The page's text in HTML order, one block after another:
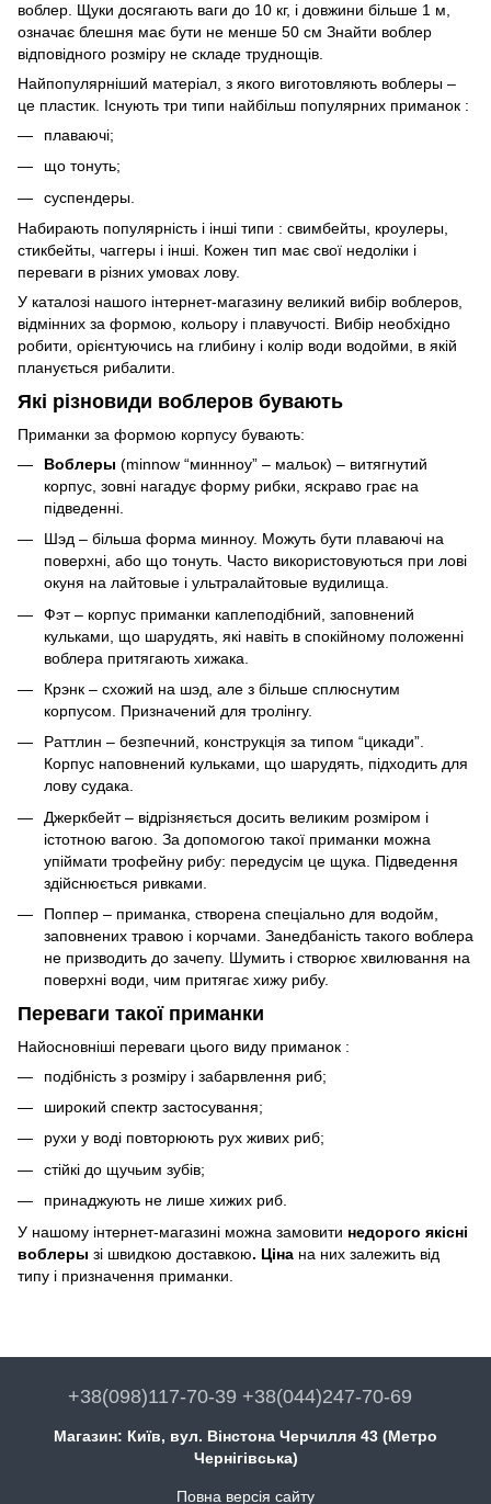
воблер. Щуки досягають ваги до 10 кг, і довжини більше 1 м,
означає блешня має бути не менше 50 см Знайти воблер
відповідного розміру не складе труднощів.
Найпопулярніший матеріал, з якого виготовляють воблеры –
це пластик. Існують три типи найбільш популярних приманок :
плаваючі;
що тонуть;
суспендеры.
Набирають популярність і інші типи : свимбейты, кроулеры,
стикбейты, чаггеры і інші. Кожен тип має свої недоліки і
переваги в різних умовах лову.
У каталозі нашого інтернет-магазину великий вибір воблеров,
відмінних за формою, кольору і плавучості. Вибір необхідно
робити, орієнтуючись на глибину і колір води водойми, в якій
планується рибалити.
Які різновиди воблеров бувають
Приманки за формою корпусу бувають:
Воблеры (minnow “миннноу” – мальок) – витягнутий
корпус, зовні нагадує форму рибки, яскраво грає на
підведенні.
Шэд – більша форма минноу. Можуть бути плаваючі на
поверхні, або що тонуть. Часто використовуються при лові
окуня на лайтовые і ультралайтовые вудилища.
Фэт – корпус приманки каплеподібний, заповнений
кульками, що шарудять, які навіть в спокійному положенні
воблера притягають хижака.
Крэнк – схожий на шэд, але з більше сплюснутим
корпусом. Призначений для тролінгу.
Раттлин – безпечний, конструкція за типом “цикади”.
Корпус наповнений кульками, що шарудять, підходить для
лову судака.
Джеркбейт – відрізняється досить великим розміром і
істотною вагою. За допомогою такої приманки можна
упіймати трофейну рибу: передусім це щука. Підведення
здійснюється ривками.
Поппер – приманка, створена спеціально для водойм,
заповнених травою і корчами. Занедбаність такого воблера
не призводить до зачепу. Шумить і створює хвилювання на
поверхні води, чим притягає хижу рибу.
Переваги такої приманки
Найосновніші переваги цього виду приманок :
подібність з розміру і забарвлення риб;
широкий спектр застосування;
рухи у воді повторюють рух живих риб;
стійкі до щучьим зубів;
принаджують не лише хижих риб.
У нашому інтернет-магазині можна замовити недорого якісні
воблеры зі швидкою доставкою. Ціна на них залежить від
типу і призначення приманки.
+38(098)117-70-39 +38(044)247-70-69
Магазин: Київ, вул. Вінстона Черчилля 43 (Метро
Чернігівська)
Повна версія сайту